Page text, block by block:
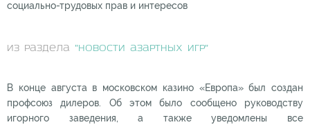
социально-трудовых прав и интересов
из раздела "Новости азартных игр"
В конце августа в московском казино «Европа» был создан
профсоюз дилеров. Об этом было сообщено руководству
игорного заведения, а также уведомлены все